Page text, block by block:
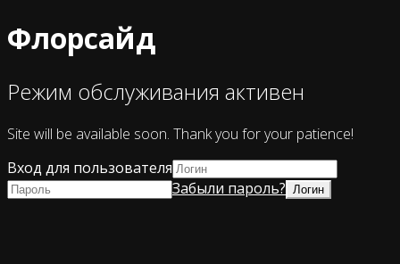
Флорсайд
Режим обслуживания активен
Site will be available soon. Thank you for your patience!
Вход для пользователя
Забыли пароль?